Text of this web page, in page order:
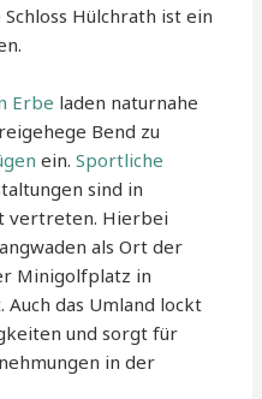
Hülchrath ist ein
Erbe laden naturnahe
Bend zu
ein.Sportliche
sind in
vertreten. Hierbei
als Ort der
Minigolfplatz in
das Umland lockt
und sorgt für
in der